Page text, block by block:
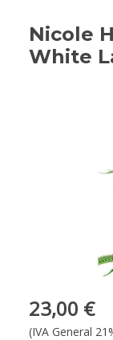
Nicole
White
23,00 €
(IVA General